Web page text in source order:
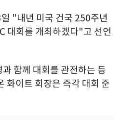
"내년 미국 건국 250주년
대회를 개최하겠다"고 선언
함께 대회를 관전하는 등
화이트 회장은 즉각 대회 준